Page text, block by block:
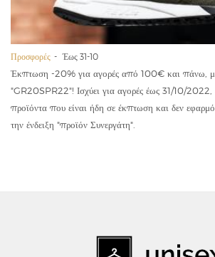
Προσφορές Έως 31-10
Έκπτωση -20% για αγορές από 100€ και πάνω,
"GR20SPR22"! Ισχύει για αγορές έως 31/10/2022,
προϊόντα που είναι ήδη σε έκπτωση και δεν
την ένδειξη "προϊόν Συνεργάτη".